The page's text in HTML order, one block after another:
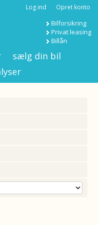
Log ind Opret konto
Bilforsikring
Privat leasing
Billån
sælg din bil